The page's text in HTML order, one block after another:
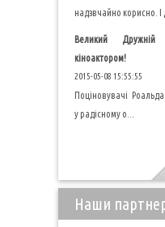
надзвчайно корисно. І
Великий Дружній
кіноактором!
2015-05-08 15:55:55
Поціновувачі
у радісному о...
Наши